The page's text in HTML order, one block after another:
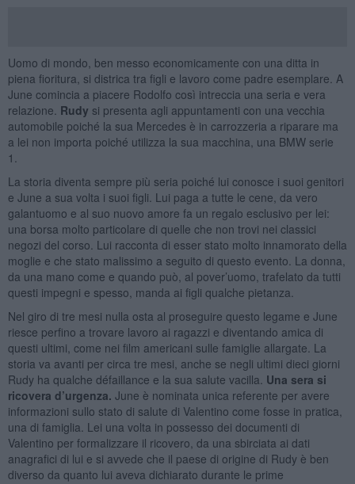
Uomo di mondo, ben messo economicamente con una ditta in
piena fioritura, si districa tra figli e lavoro come padre esemplare. A
June comincia a piacere Rodolfo così intreccia una seria e vera
relazione. Rudy si presenta agli appuntamenti con una vecchia
automobile poiché la sua Mercedes è in carrozzeria a riparare ma
a lei non importa poiché utilizza la sua macchina, una BMW serie
1.
La storia diventa sempre più seria poiché lui conosce i suoi genitori
e June a sua volta i suoi figli. Lui paga a tutte le cene, da vero
galantuomo e al suo nuovo amore fa un regalo esclusivo per lei:
una borsa molto particolare di quelle che non trovi nei classici
negozi del corso. Lui racconta di esser stato molto innamorato della
moglie e che stato malissimo a seguito di questo evento. La donna,
da una mano come e quando può, al pover’uomo, trafelato da tutti
questi impegni e spesso, manda ai figli qualche pietanza.
Nel giro di tre mesi nulla osta al proseguire questo legame e June
riesce perfino a trovare lavoro ai ragazzi e diventando amica di
questi ultimi, come nei film americani sulle famiglie allargate. La
storia va avanti per circa tre mesi, anche se negli ultimi dieci giorni
Rudy ha qualche défaillance e la sua salute vacilla. Una sera si
ricovera d’urgenza. June è nominata unica referente per avere
informazioni sullo stato di salute di Valentino come fosse in pratica,
una di famiglia. Lei una volta in possesso dei documenti di
Valentino per formalizzare il ricovero, da una sbirciata ai dati
anagrafici di lui e si avvede che il paese di origine di Rudy è ben
diverso da quanto lui aveva dichiarato durante le prime